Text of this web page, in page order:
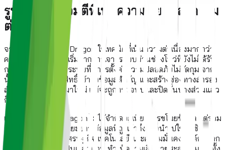
รูปแบบการโจมตีที่เน้นความเงียบและความ
ต่อเนื่อง
จากข้อมูลพบว่า Ink Dragon ใช้เทคนิคที่เน้นความต่อเนื่องมากกว่า
ความรุนแรง โดยมักเริ่มจากการเจาะระบบผ่านช่องโหว่ที่ยังไม่ได้รับ
การอุดช่องว่าง หรือระบบที่มีการตั้งค่าความปลอดภัยไม่รัดกุม จาก
นั้นจะค่อย ๆ ขยายสิทธิ์ เข้าถึงข้อมูลสำคัญ และสร้างช่องทางสำรอง
สำหรับการกลับเข้ามาใหม่ แม้จะถูกตรวจพบและปิดกั้นบางส่วนแล้ว
ก็ตาม
เป้าหมายของ Ink Dragon ไม่ได้จำกัดอยู่เพียงการขโมยข้อมูล แต่รวม
ถึงการสอดแนมในระยะยาว ข้อมูลที่ถูกเข้าถึงอาจนำไปใช้ในเชิง
ยุทธศาสตร์ ทั้งด้านเศรษฐกิจ เทคโนโลยี และความมั่นคง องค์กรที่ตก